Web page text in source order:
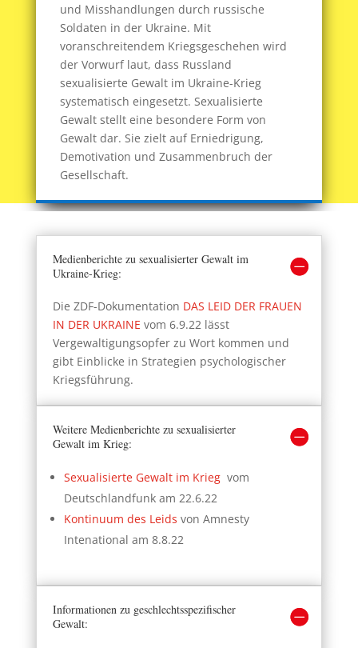
und Misshandlungen durch russische
Soldaten in der Ukraine. Mit
voranschreitendem Kriegsgeschehen wird
der Vorwurf laut, dass Russland
sexualisierte Gewalt im Ukraine-Krieg
systematisch eingesetzt. Sexualisierte
Gewalt stellt eine besondere Form von
Gewalt dar. Sie zielt auf Erniedrigung,
Demotivation und Zusammenbruch der
Gesellschaft.
Medienberichte zu sexualisierter Gewalt im
Ukraine-Krieg:
Die ZDF-Dokumentation DAS LEID DER FRAUEN
IN DER UKRAINE vom 6.9.22 lässt
Vergewaltigungsopfer zu Wort kommen und
gibt Einblicke in Strategien psychologischer
Kriegsführung.
Weitere Medienberichte zu sexualisierter
Gewalt im Krieg:
Sexualisierte Gewalt im Krieg vom
Deutschlandfunk am 22.6.22
Kontinuum des Leids von Amnesty
Intenational am 8.8.22
Informationen zu geschlechtsspezifischer
Gewalt: